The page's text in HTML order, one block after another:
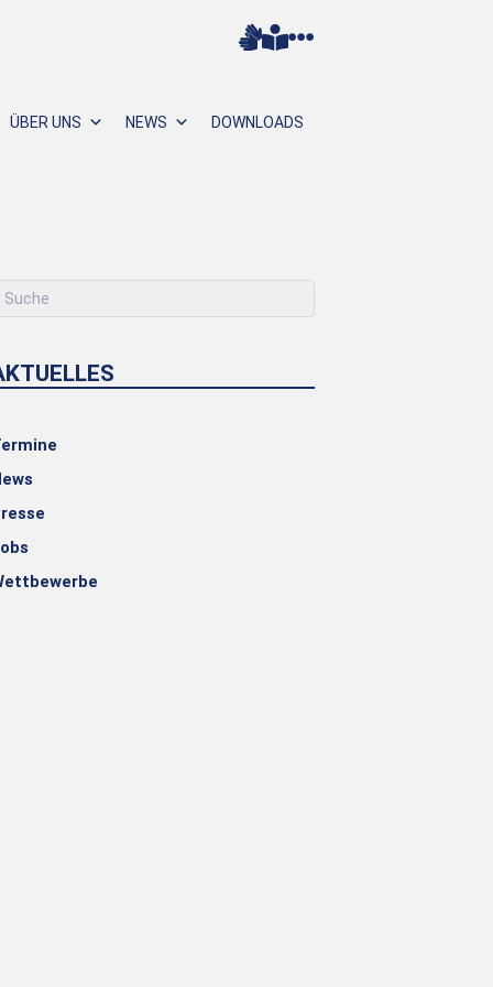
ÜBER UNS NEWS DOWNLOADS